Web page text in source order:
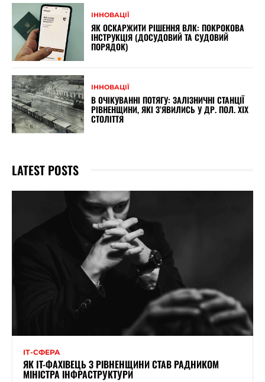
ІННОВАЦІЇ
ЯК ОСКАРЖИТИ РІШЕННЯ ВЛК: ПОКРОКОВА
ІНСТРУКЦІЯ (ДОСУДОВИЙ ТА СУДОВИЙ
ПОРЯДОК)
ІННОВАЦІЇ
В ОЧІКУВАННІ ПОТЯГУ: ЗАЛІЗНИЧНІ СТАНЦІЇ
РІВНЕНЩИНИ, ЯКІ З’ЯВИЛИСЬ У ДР. ПОЛ. XIX
СТОЛІТТЯ
LATEST POSTS
ІТ-СФЕРА
ЯК IT-ФАХІВЕЦЬ З РІВНЕНЩИНИ СТАВ РАДНИКОМ
МІНІСТРА ІНФРАСТРУКТУРИ